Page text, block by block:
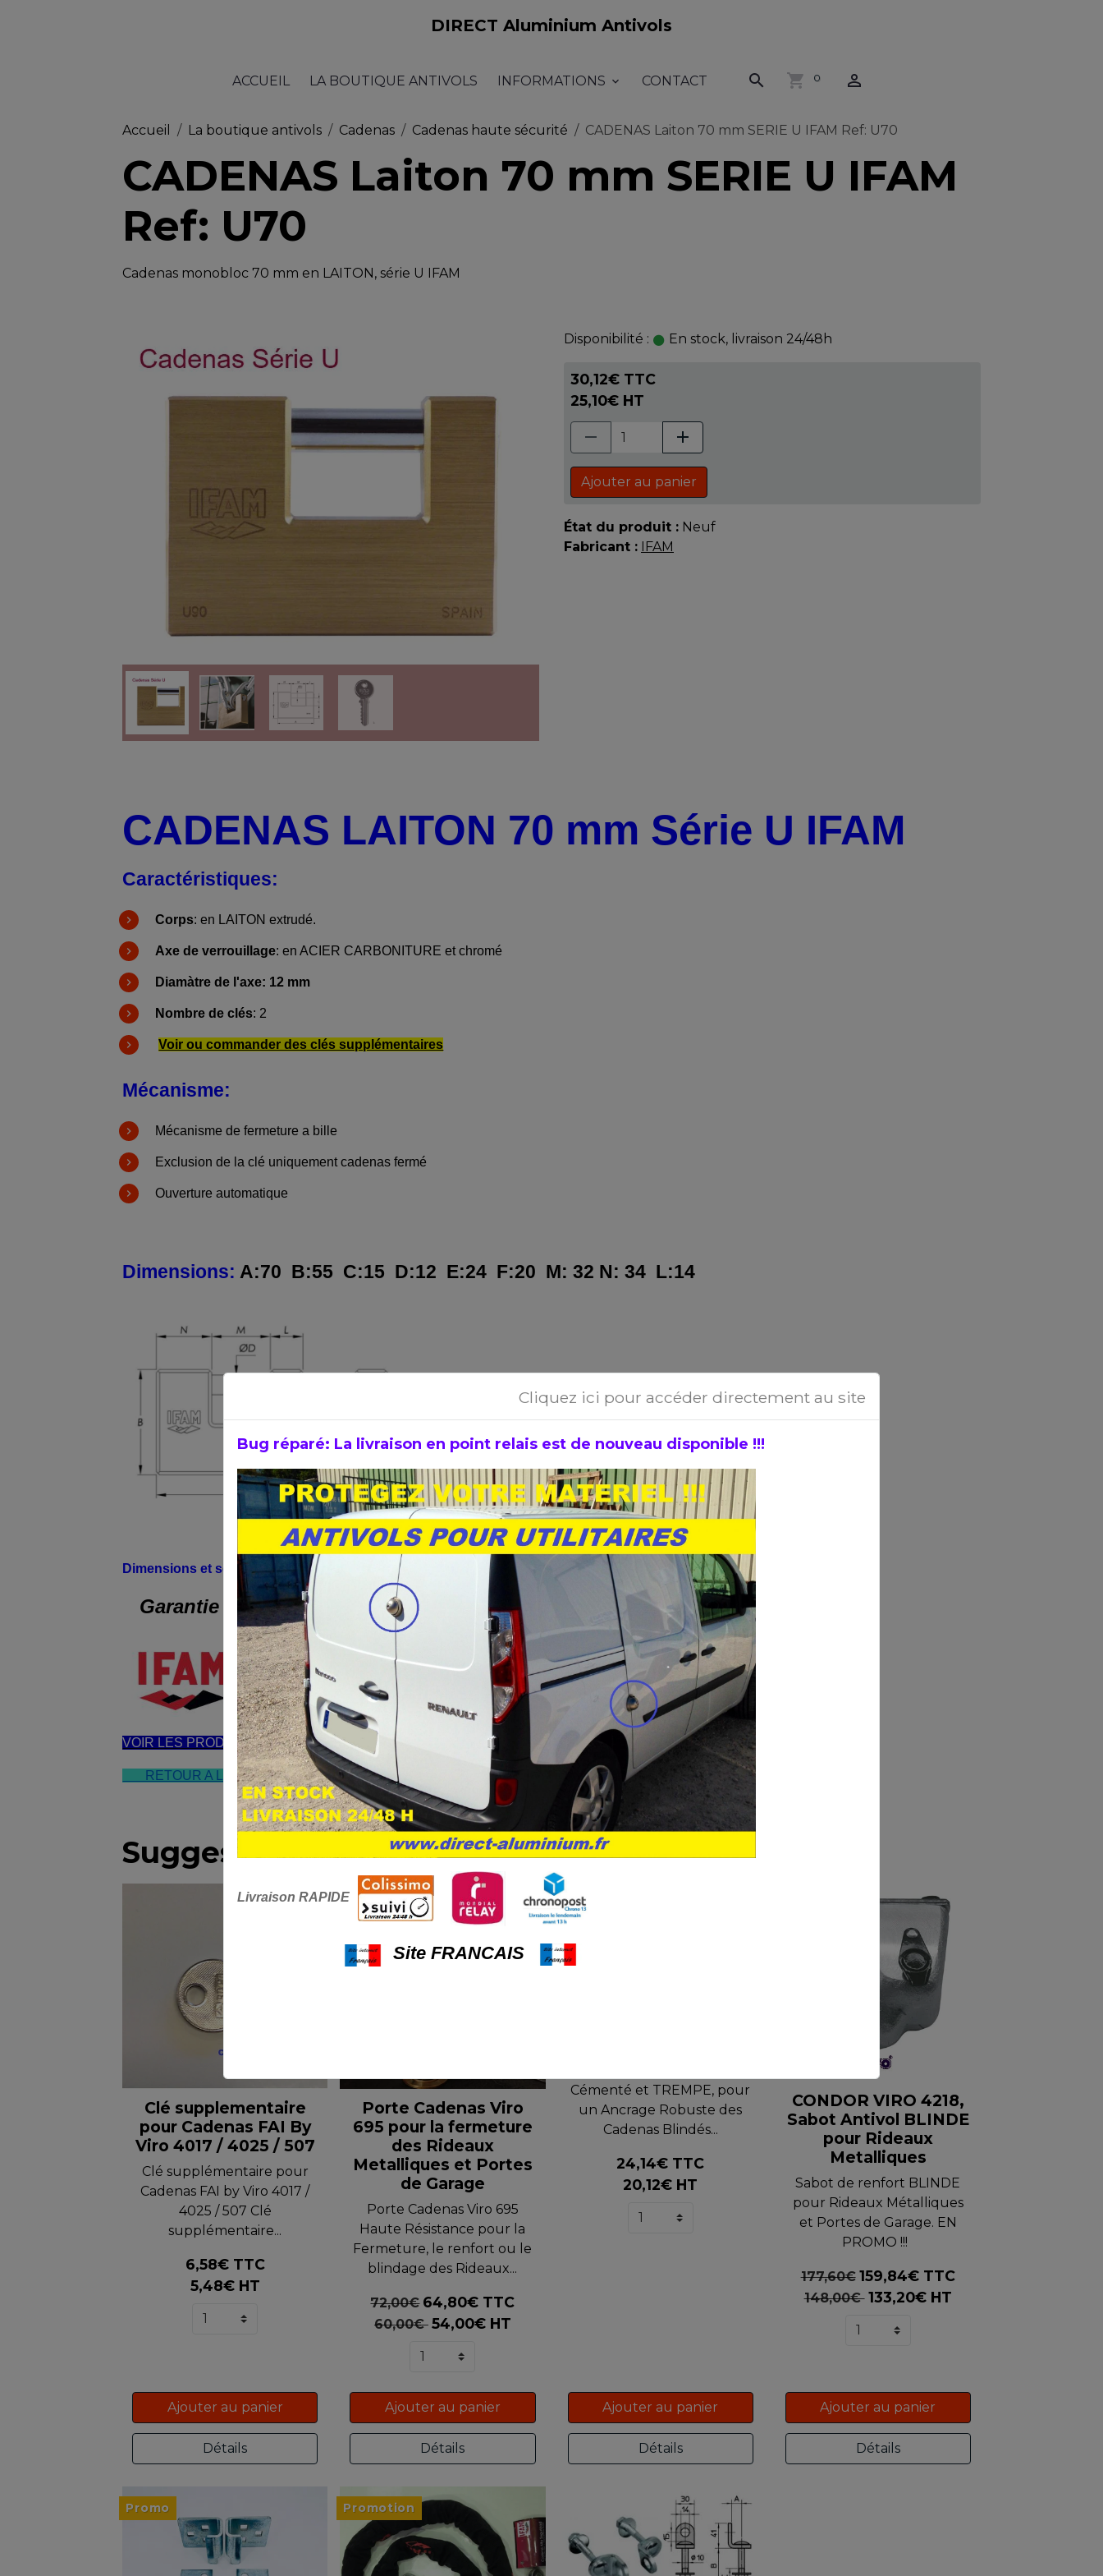
DIRECT Aluminium Antivols
ACCUEIL LA BOUTIQUE ANTIVOLS INFORMATIONS CONTACT 0
Accueil La boutique antivols Cadenas Cadenas haute sécurité CADENAS Laiton 70 mm SERIE U IFAM Ref: U70
CADENAS Laiton 70 mm SERIE U IFAM
Ref: U70
Cadenas monobloc 70 mm en LAITON, série U IFAM
Disponibilité : En stock, livraison 24/48h
30,12€ TTC
25,10€ HT
Ajouter au panier
État du produit : Neuf
Fabricant : IFAM
CADENAS LAITON 70 mm Série U IFAM
Caractéristiques:
Corps: en LAITON extrudé.
Axe de verrouillage: en ACIER CARBONITURE et chromé
Diamàtre de l'axe: 12 mm
Nombre de clés: 2
Voir ou commander des clés supplémentaires
Mécanisme:
Mécanisme de fermeture a bille
Exclusion de la clé uniquement cadenas fermé
Ouverture automatique
Dimensions: A:70 B:55 C:15 D:12 E:24 F:20 M: 32 N: 34 L:14
Dimensions et schéma: Cadenas U70 IFAM fiche technique - Dimensions (176.43 Ko)
Garantie
VOIR LES PRODUITS SIMILAIRES
RETOUR A LA BOUTIQUE
Suggestions
Clé supplementaire
pour Cadenas FAI By
Viro 4017 / 4025 / 507
Clé supplémentaire pour
Cadenas FAI by Viro 4017 /
4025 / 507 Clé
supplémentaire...
6,58€ TTC
5,48€ HT
Ajouter au panier
Détails
Promotion
Porte Cadenas Viro
695 pour la fermeture
des Rideaux
Metalliques et Portes
de Garage
Porte Cadenas Viro 695
Haute Résistance pour la
Fermeture, le renfort ou le
blindage des Rideaux...
72,00€ 64,80€ TTC
60,00€ 54,00€ HT
Ajouter au panier
Détails
Cémenté et TREMPE, pour
un Ancrage Robuste des
Cadenas Blindés...
24,14€ TTC
20,12€ HT
Ajouter au panier
Détails
CONDOR VIRO 4218,
Sabot Antivol BLINDE
pour Rideaux
Metalliques
Sabot de renfort BLINDE
pour Rideaux Métalliques
et Portes de Garage. EN
PROMO !!!
177,60€ 159,84€ TTC
148,00€ 133,20€ HT
Ajouter au panier
Détails
Promo Promotion
Cliquez ici pour accéder directement au site
Bug réparé: La livraison en point relais est de nouveau disponible !!!
Livraison RAPIDE
Site FRANCAIS